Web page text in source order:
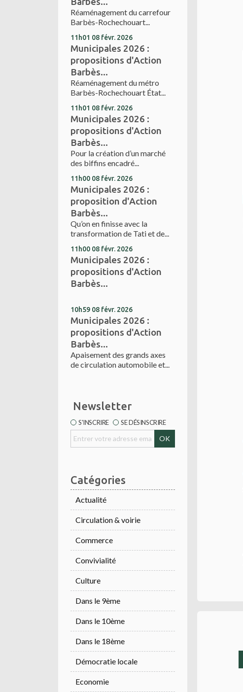
Réaménagement du carrefour
Barbès-Rochechouart...
11h01 08 févr. 2026
Municipales 2026 :
propositions d'Action
Barbès...
Réaménagement du métro
Barbès-Rochechouart État...
11h01 08 févr. 2026
Municipales 2026 :
propositions d'Action
Barbès...
Pour la création d’un marché
des biffins encadré...
11h00 08 févr. 2026
Municipales 2026 :
proposition d'Action
Barbès...
Qu’on en finisse avec la
transformation de Tati et de...
11h00 08 févr. 2026
Municipales 2026 :
propositions d'Action
Barbès...
10h59 08 févr. 2026
Municipales 2026 :
propositions d'Action
Barbès...
Apaisement des grands axes
de circulation automobile et...
Newsletter
S'INSCRIRE SE DÉSINSCRIRE
Catégories
Actualité
Circulation & voirie
Commerce
Convivialité
Culture
Dans le 9ème
Dans le 10ème
Dans le 18ème
Démocratie locale
Economie